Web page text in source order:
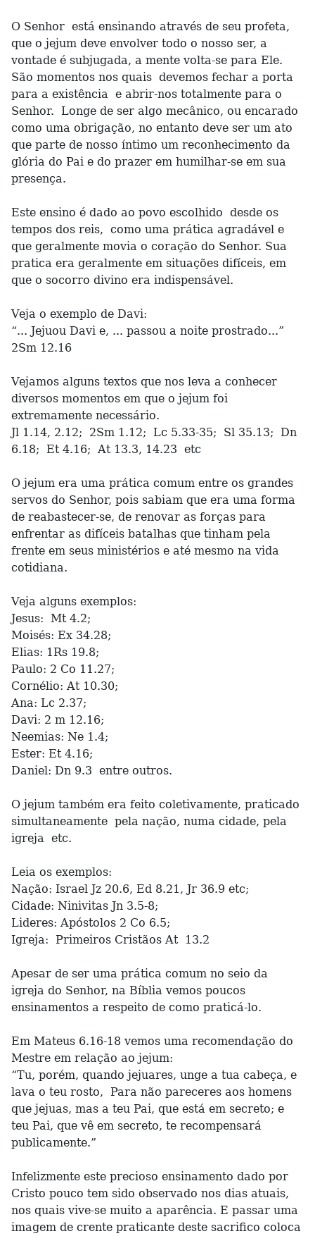
O Senhor está ensinando através de seu profeta,
que o jejum deve envolver todo o nosso ser, a
vontade é subjugada, a mente volta-se para Ele.
São momentos nos quais devemos fechar a porta
para a existência e abrir-nos totalmente para o
Senhor. Longe de ser algo mecânico, ou encarado
como uma obrigação, no entanto deve ser um ato
que parte de nosso íntimo um reconhecimento da
glória do Pai e do prazer em humilhar-se em sua
presença.
Este ensino é dado ao povo escolhido desde os
tempos dos reis, como uma prática agradável e
que geralmente movia o coração do Senhor. Sua
pratica era geralmente em situações difíceis, em
que o socorro divino era indispensável.
Veja o exemplo de Davi:
“... Jejuou Davi e, ... passou a noite prostrado...”
2Sm 12.16
Vejamos alguns textos que nos leva a conhecer
diversos momentos em que o jejum foi
extremamente necessário.
Jl 1.14, 2.12; 2Sm 1.12; Lc 5.33-35; Sl 35.13; Dn
6.18; Et 4.16; At 13.3, 14.23 etc
O jejum era uma prática comum entre os grandes
servos do Senhor, pois sabiam que era uma forma
de reabastecer-se, de renovar as forças para
enfrentar as difíceis batalhas que tinham pela
frente em seus ministérios e até mesmo na vida
cotidiana.
Veja alguns exemplos:
Jesus: Mt 4.2;
Moisés: Ex 34.28;
Elias: 1Rs 19.8;
Paulo: 2 Co 11.27;
Cornélio: At 10.30;
Ana: Lc 2.37;
Davi: 2 m 12.16;
Neemias: Ne 1.4;
Ester: Et 4.16;
Daniel: Dn 9.3 entre outros.
O jejum também era feito coletivamente, praticado
simultaneamente pela nação, numa cidade, pela
igreja etc.
Leia os exemplos:
Nação: Israel Jz 20.6, Ed 8.21, Jr 36.9 etc;
Cidade: Ninivitas Jn 3.5-8;
Lideres: Apóstolos 2 Co 6.5;
Igreja: Primeiros Cristãos At 13.2
Apesar de ser uma prática comum no seio da
igreja do Senhor, na Bíblia vemos poucos
ensinamentos a respeito de como praticá-lo.
Em Mateus 6.16-18 vemos uma recomendação do
Mestre em relação ao jejum:
“Tu, porém, quando jejuares, unge a tua cabeça, e
lava o teu rosto, Para não pareceres aos homens
que jejuas, mas a teu Pai, que está em secreto; e
teu Pai, que vê em secreto, te recompensará
publicamente.”
Infelizmente este precioso ensinamento dado por
Cristo pouco tem sido observado nos dias atuais,
nos quais vive-se muito a aparência. E passar uma
imagem de crente praticante deste sacrifico coloca